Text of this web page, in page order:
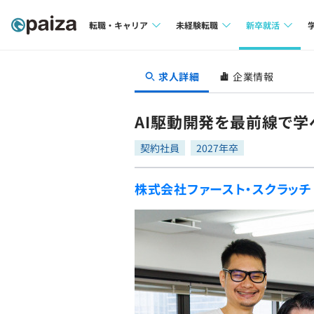
転職・キャリア
転職成功ガイド
転職エージェント
未経験転職
求人検索
転職成功ガイド
新卒就活
本選考
インターン
イベント・セ
インタビュー
就活成功ガイド
求人詳細 企業情報
AI駆動開発を最前線で学
契約社員 2027年卒
株式会社ファースト・スクラッチ